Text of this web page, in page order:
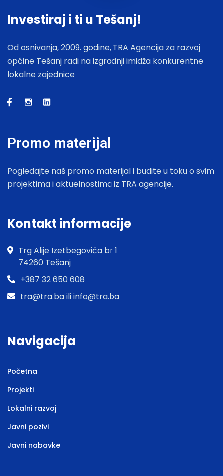
Investiraj i ti u Tešanj!
Od osnivanja, 2009. godine, TRA Agencija za razvoj
općine Tešanj radi na izgradnji imidža konkurentne
lokalne zajednice
Promo materijal
Pogledajte naš promo materijal i budite u toku o svim
projektima i aktuelnostima iz TRA agencije.
Kontakt informacije
Trg Alije Izetbegovića br 1
74260 Tešanj
+387 32 650 608
tra@tra.ba ili info@tra.ba
Navigacija
Početna
Projekti
Lokalni razvoj
Javni pozivi
Javni nabavke